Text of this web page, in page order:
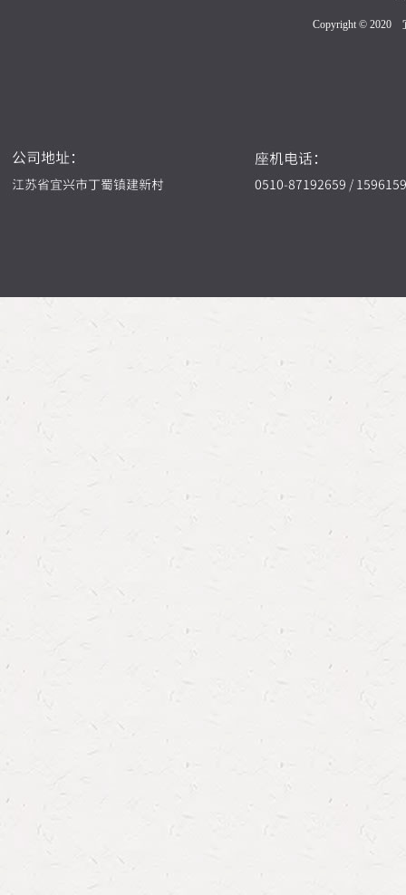
Copyright © 2020